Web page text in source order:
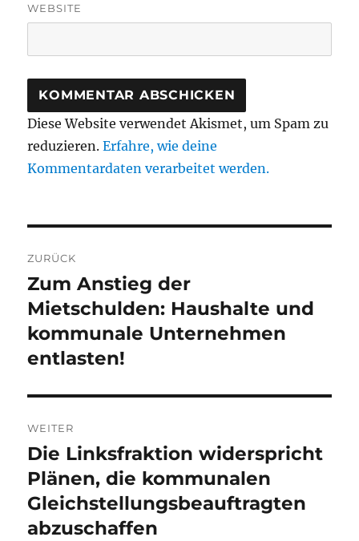
WEBSITE
Diese Website verwendet Akismet, um Spam zu
reduzieren.Erfahre, wie deine
Kommentardaten verarbeitet werden.
ZURÜCK
Vorheriger
Beitrag:
Zum Anstieg der
Mietschulden: Haushalte und
kommunale Unternehmen
entlasten!
WEITER
Nächster
Beitrag:
Die Linksfraktion widerspricht
Plänen, die kommunalen
Gleichstellungsbeauftragten
abzuschaffen